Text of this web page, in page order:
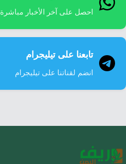
احصل على آخر الأخبار مباشرة
تابعنا على تيليجرام
انضم لقناتنا على تيليجرام